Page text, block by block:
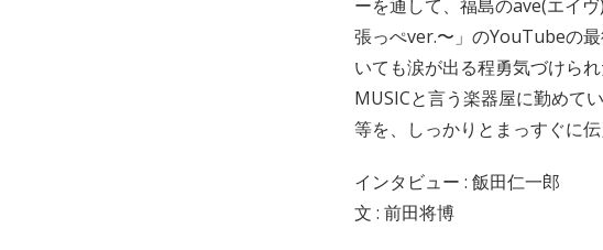
ーを通して、福島のave(エイ
張っぺver.〜」のYouTubeの
いても涙が出る程勇気づけら
MUSICと言う楽器屋に勤めて
等を、しっかりとまっすぐに伝
インタビュー : 飯田仁一郎
文 : 前田将博